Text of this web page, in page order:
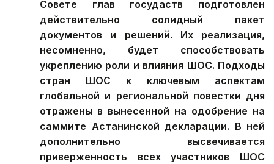
Совете глав госудаств подготовлен
действительно солидный пакет
документов и решений. Их реализация,
несомненно, будет способствовать
укреплению роли и влияния ШОС. Подходы
стран ШОС к ключевым аспектам
глобальной и региональной повестки дня
отражены в вынесенной на одобрение на
саммите Астанинской декларации. В ней
дополнительно высвечивается
приверженность всех участников ШОС